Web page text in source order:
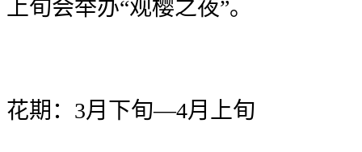
上旬会举办“观樱之夜”。
花期：3月下旬—4月上旬